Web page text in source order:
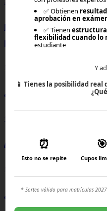
Becas para estudiar en el
para acceder a
¿Qué es el interés
Adicción al celular
¿Qué es la alfabetización
✅ Obtienen
aprobación en
✅ Tienen
flexibilidad cuando lo
estudiante
Y
📱 Tienes la posibilidad real
⏰
Esto no se repite
🎯
Cupos
* Sorteo válido para matrículas 2027